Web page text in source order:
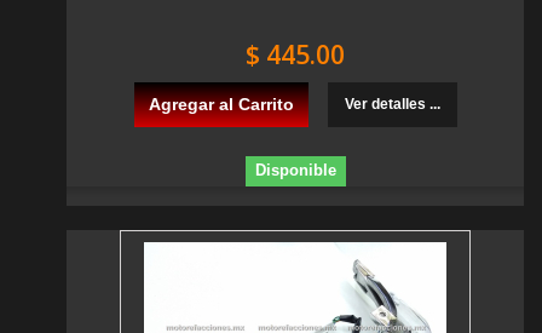
$ 445.00
Agregar al Carrito Ver detalles ...
Disponible